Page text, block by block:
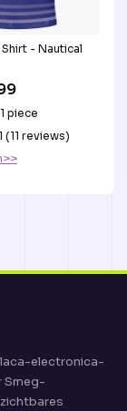
- Nautical
piece
(11 reviews)
electronica-
Smeg-